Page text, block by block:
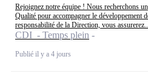
Rejoignez notre équipe ! Nous recherchons
Qualité pour accompagner le développement
responsabilité de la Direction, vous assurerez...
CDI - Temps plein
Publié il y a 4 jours